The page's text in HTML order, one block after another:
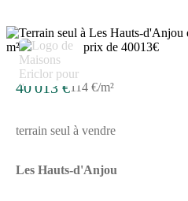
40 013 €114 €/m²
terrain seul à vendre
Les Hauts-d'Anjou